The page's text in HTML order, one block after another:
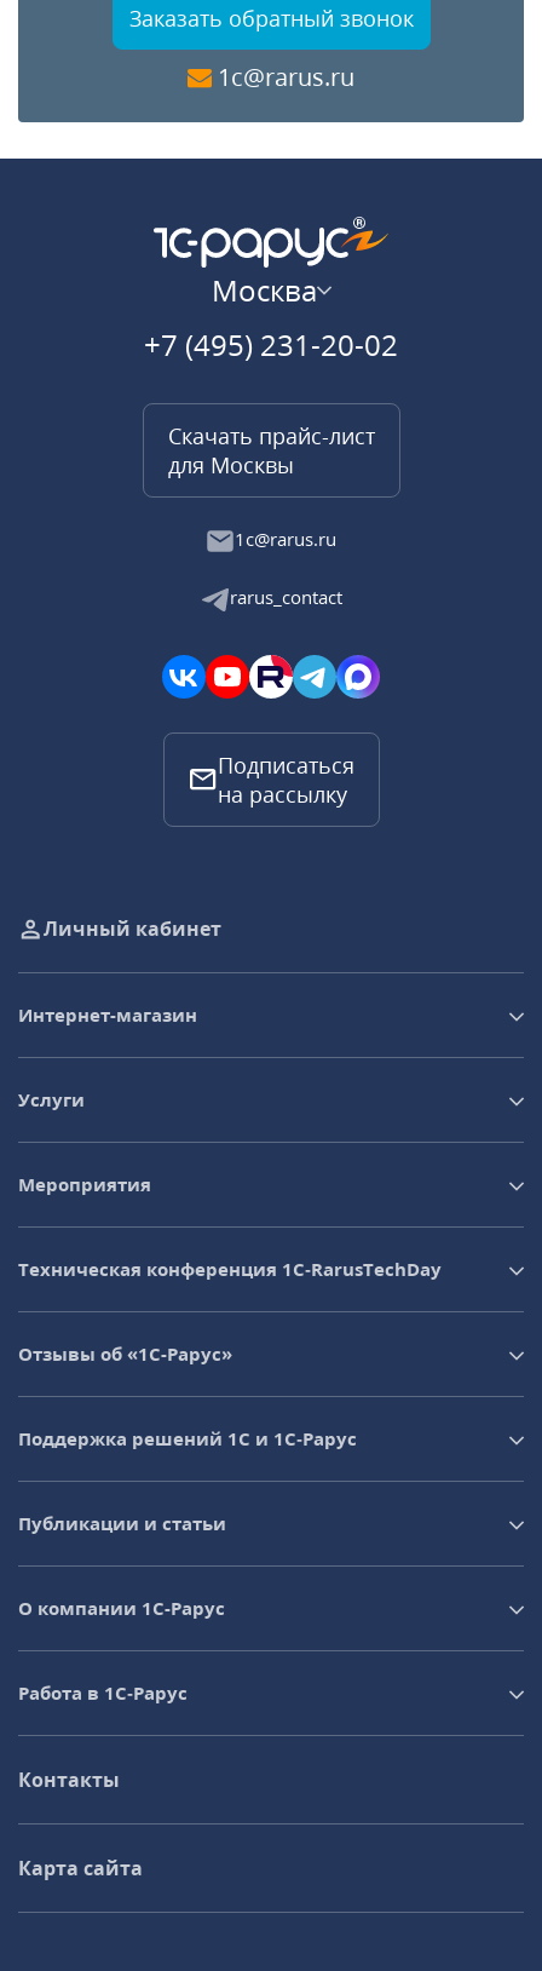
Заказать обратный звонок
1c@rarus.ru
Москва
+7 (495) 231-20-02
Скачать прайс-лист
для Москвы
1c@rarus.ru
rarus_contact
Подписаться
на рассылку
Личный кабинет
Интернет-магазин
Услуги
Мероприятия
Техническая конференция 1C‑RarusTechDay
Отзывы об «1С-Рарус»
Поддержка решений 1С и 1С‑Рарус
Публикации и статьи
О компании 1C-Рарус
Работа в 1С‑Рарус
Контакты
Карта сайта